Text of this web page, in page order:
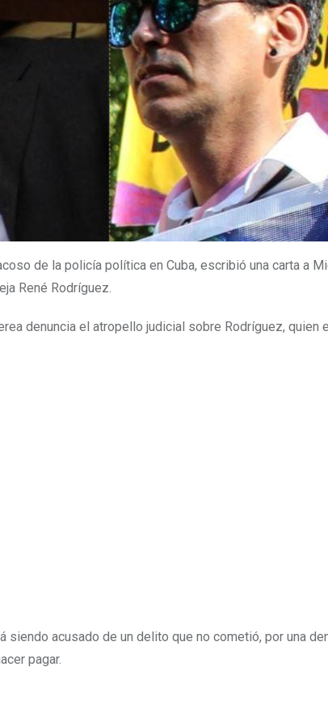
de la policía política en Cuba, escribió una carta a
René Rodríguez.
denuncia el atropello judicial sobre Rodríguez, quien
siendo acusado de un delito que no cometió, por una
pagar.